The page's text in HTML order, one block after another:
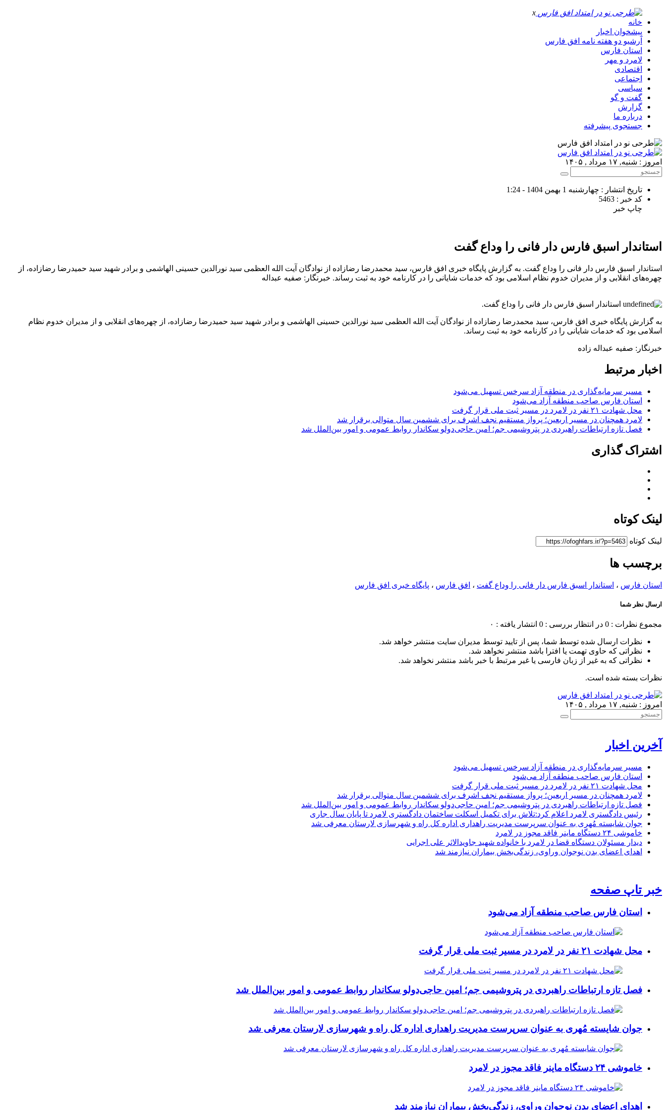
x
خانه
پیشخوان اخبار
آرشیو دو هفته نامه افق فارس
استان فارس
لامرد و مهر
اقتصادی
اجتماعی
سیاسی
گفت و گو
گزارش
درباره ما
جستجوی پیشرفته
امروز : شنبه, ۱۷ مرداد , ۱۴۰۵
تاریخ انتشار : چهارشنبه 1 بهمن 1404 - 1:24
کد خبر : 5463
چاپ خبر
استاندار اسبق فارس دار فانی را وداع گفت
استاندار اسبق فارس دار فانی را وداع گفت. به گزارش پایگاه خبری افق فارس، سید محمدرضا رضازاده از نوادگان آیت الله العظمی سید نورالدین حسینی الهاشمی و برادر شهید سید حمیدرضا رضازاده، از
چهره‌های انقلابی و از مدیران خدوم نظام اسلامی بود که خدمات شایانی را در کارنامه خود به ثبت رساند. خبرنگار: صفیه عبداله
استاندار اسبق فارس دار فانی را وداع گفت.
به گزارش پایگاه خبری افق فارس، سید محمدرضا رضازاده از نوادگان آیت الله العظمی سید نورالدین حسینی الهاشمی و برادر شهید سید حمیدرضا رضازاده، از چهره‌های انقلابی و از مدیران خدوم نظام
اسلامی بود که خدمات شایانی را در کارنامه خود به ثبت رساند.
خبرنگار: صفیه عبداله زاده
اخبار مرتبط
مسیر سرمایه‌گذاری در منطقه آزاد سرخس تسهیل می‌شود
استان فارس صاحب منطقه آزاد می‌شود
محل شهادت ۲۱ نفر در لامرد در مسیر ثبت ملی قرار گرفت
لامرد همچنان در مسیر اربعین؛ پرواز مستقیم نجف اشرف برای ششمین سال متوالی برقرار شد
فصل تازه ارتباطات راهبردی در پتروشیمی جم؛ امین حاجی‌دولو سکاندار روابط عمومی و امور بین‌الملل شد
اشتراک گذاری
لینک کوتاه
لینک کوتاه
برچسب ها
استان فارس ، استاندار اسبق فارس دار فانی را وداع گفت ، افق فارس ، پایگاه خبری افق فارس
ارسال نظر شما
مجموع نظرات : 0 در انتظار بررسی : 0 انتشار یافته : ۰
نظرات ارسال شده توسط شما، پس از تایید توسط مدیران سایت منتشر خواهد شد.
نظراتی که حاوی تهمت یا افترا باشد منتشر نخواهد شد.
نظراتی که به غیر از زبان فارسی یا غیر مرتبط با خبر باشد منتشر نخواهد شد.
نظرات بسته شده است.
امروز : شنبه, ۱۷ مرداد , ۱۴۰۵
آخرین اخبار
مسیر سرمایه‌گذاری در منطقه آزاد سرخس تسهیل می‌شود
استان فارس صاحب منطقه آزاد می‌شود
محل شهادت ۲۱ نفر در لامرد در مسیر ثبت ملی قرار گرفت
لامرد همچنان در مسیر اربعین؛ پرواز مستقیم نجف اشرف برای ششمین سال متوالی برقرار شد
فصل تازه ارتباطات راهبردی در پتروشیمی جم؛ امین حاجی‌دولو سکاندار روابط عمومی و امور بین‌الملل شد
رئیس دادگستری لامرد اعلام کرد:تلاش برای تکمیل اسکلت ساختمان دادگستری لامرد تا پایان سال جاری
جوان شایسته مُهری به عنوان سرپرست مدیریت راهداری اداره کل راه و شهرسازی لارستان معرفی شد
خاموشی ۲۴ دستگاه ماینر فاقد مجوز در لامرد
دیدار مسئولان دستگاه قضا در لامرد با خانواده شهید جاویدالاثر علی اجرایی
اهدای اعضای بدن نوجوان وراوی، زندگی‌بخش بیماران نیازمند شد
خبر تاپ صفحه
استان فارس صاحب منطقه آزاد می‌شود
محل شهادت ۲۱ نفر در لامرد در مسیر ثبت ملی قرار گرفت
فصل تازه ارتباطات راهبردی در پتروشیمی جم؛ امین حاجی‌دولو سکاندار روابط عمومی و امور بین‌الملل شد
جوان شایسته مُهری به عنوان سرپرست مدیریت راهداری اداره کل راه و شهرسازی لارستان معرفی شد
خاموشی ۲۴ دستگاه ماینر فاقد مجوز در لامرد
اهدای اعضای بدن نوجوان وراوی، زندگی‌بخش بیماران نیازمند شد